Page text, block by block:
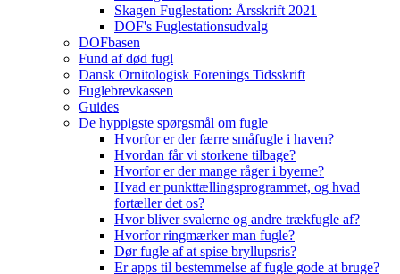
Skagen Fuglestation: Årsskrift 2021
DOF's Fuglestationsudvalg
DOFbasen
Fund af død fugl
Dansk Ornitologisk Forenings Tidsskrift
Fuglebrevkassen
Guides
De hyppigste spørgsmål om fugle
Hvorfor er der færre småfugle i haven?
Hvordan får vi storkene tilbage?
Hvorfor er der mange råger i byerne?
Hvad er punkttællingsprogrammet, og hvad
fortæller det os?
Hvor bliver svalerne og andre trækfugle af?
Hvorfor ringmærker man fugle?
Dør fugle af at spise bryllupsris?
Er apps til bestemmelse af fugle gode at bruge?